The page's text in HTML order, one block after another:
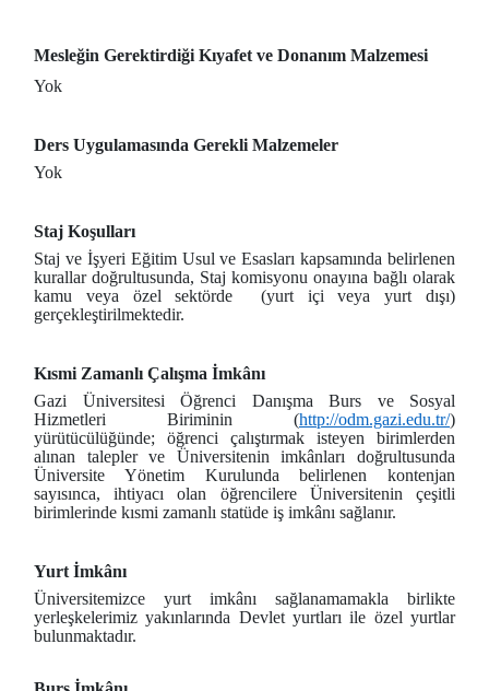
Mesleğin Gerektirdiği Kıyafet ve Donanım Malzemesi
Yok
Ders Uygulamasında Gerekli Malzemeler
Yok
Staj Koşulları
Staj ve İşyeri Eğitim Usul ve Esasları kapsamında belirlenen
kurallar doğrultusunda, Staj komisyonu onayına bağlı olarak
kamu veya özel sektörde (yurt içi veya yurt dışı)
gerçekleştirilmektedir.
Kısmi Zamanlı Çalışma İmkânı
Gazi Üniversitesi Öğrenci Danışma Burs ve Sosyal
Hizmetleri Biriminin (http://odm.gazi.edu.tr/)
yürütücülüğünde; öğrenci çalıştırmak isteyen birimlerden
alınan talepler ve Üniversitenin imkânları doğrultusunda
Üniversite Yönetim Kurulunda belirlenen kontenjan
sayısınca, ihtiyacı olan öğrencilere Üniversitenin çeşitli
birimlerinde kısmi zamanlı statüde iş imkânı sağlanır.
Yurt İmkânı
Üniversitemizce yurt imkânı sağlanamamakla birlikte
yerleşkelerimiz yakınlarında Devlet yurtları ile özel yurtlar
bulunmaktadır.